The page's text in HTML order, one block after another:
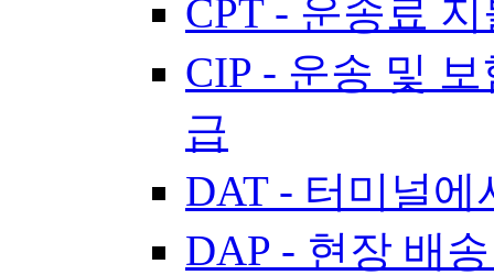
CPT - 운송료
CIP - 운송 및
급
DAT - 터미널에
DAP - 현장 배